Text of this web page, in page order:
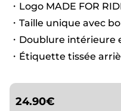
・Logo MADE FOR
・Taille unique avec
・Doublure intérieure
・Étiquette tissée
24.90€